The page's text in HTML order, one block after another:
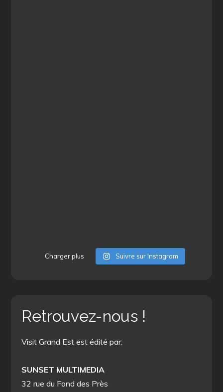
Charger plus Suivre sur Instagram
Retrouvez-nous !
Visit Grand Est est édité par:
SUNSET MULTIMEDIA
32 rue du Fond des Près